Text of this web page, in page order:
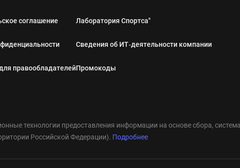
соглашение
правообладателей
Лаборатория Спортса"
Сведения об ИТ‑деятельности компании
Промокоды
технологии предоставления информации на основе сбора,
Российской Федерации). Подробнее